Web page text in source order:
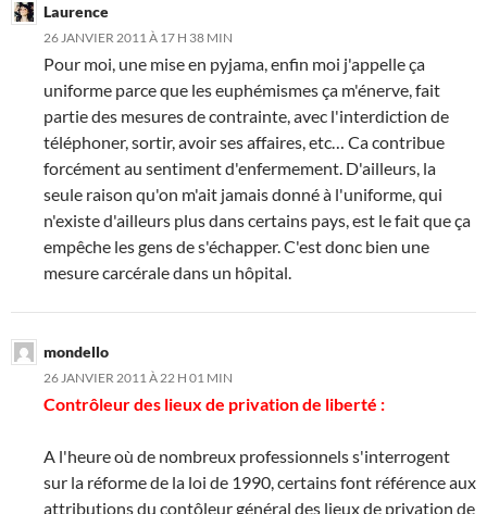
Laurence
26 JANVIER 2011 À 17 H 38 MIN
Pour moi, une mise en pyjama, enfin moi j'appelle ça
uniforme parce que les euphémismes ça m'énerve, fait
partie des mesures de contrainte, avec l'interdiction de
téléphoner, sortir, avoir ses affaires, etc… Ca contribue
forcément au sentiment d'enfermement. D'ailleurs, la
seule raison qu'on m'ait jamais donné à l'uniforme, qui
n'existe d'ailleurs plus dans certains pays, est le fait que ça
empêche les gens de s'échapper. C'est donc bien une
mesure carcérale dans un hôpital.
mondello
26 JANVIER 2011 À 22 H 01 MIN
Contrôleur des lieux de privation de liberté :
A l'heure où de nombreux professionnels s'interrogent
sur la réforme de la loi de 1990, certains font référence aux
attributions du contôleur général des lieux de privation de